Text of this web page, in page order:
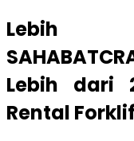
Lebih
Lebih dari
Rental